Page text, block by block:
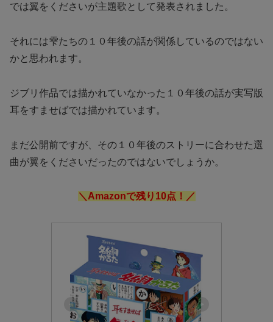
では翼をくださいが主題歌として発表されました。
それには雫たちの１０年後の話が関係しているのではない
かと思われます。
ジブリ作品では描かれていなかった１０年後の話が実写版
耳をすませばでは描かれています。
まだ公開前ですが、その１０年後のストリーに合わせた選
曲が翼をくださいだったのではないでしょうか。
＼Amazonで残り10点！／